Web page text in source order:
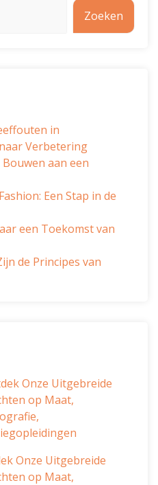
Zoeken
in
Verbetering
aan een
Een Stap in de
een Toekomst van
de Principes van
Onze Uitgebreide
op Maat,
Onze Uitgebreide
op Maat,